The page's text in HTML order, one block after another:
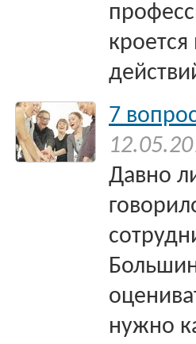
7
Давно
нужно